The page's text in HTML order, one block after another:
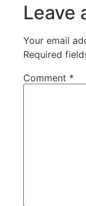
Leave
Your email
Required
Comment *